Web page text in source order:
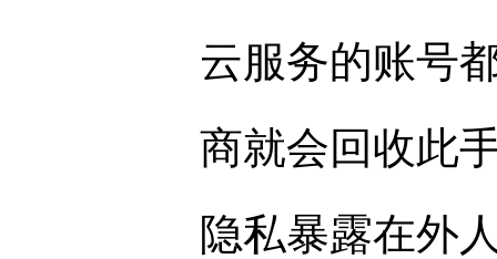
云服务的账号
商就会回收此
隐私暴露在外